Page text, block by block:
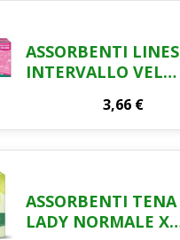
ASSORBENTI LINES
INTERVALLO VELO
3,66 €
ASSORBENTI TENA
LADY NORMALE X